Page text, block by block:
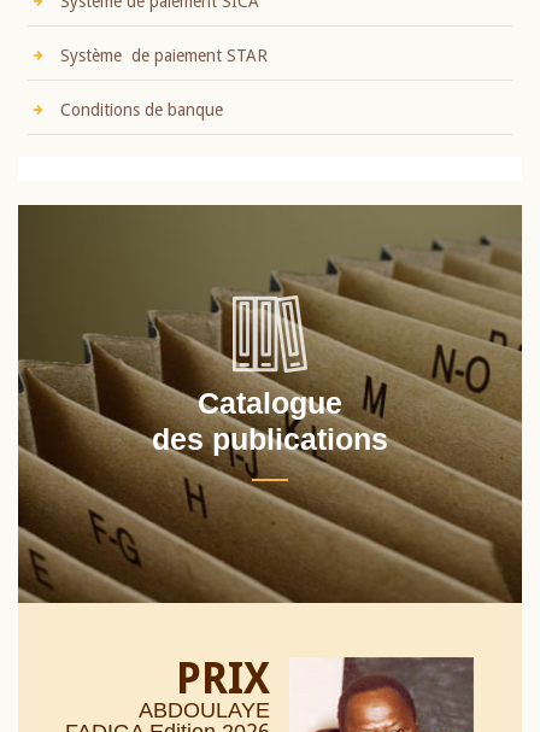
Système de paiement STAR
Conditions de banque
Catalogue
des publications
PRIX
ABDOULAYE